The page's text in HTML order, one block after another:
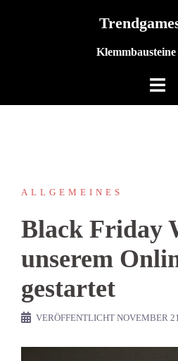
ALLGEMEINES
Black Friday
unserem
gestartet
VERÖFFENTLICHT NOVEMBER